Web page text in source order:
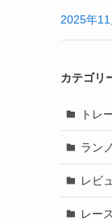
2025年
カテゴリ
トレ
ラン
レビ
レース